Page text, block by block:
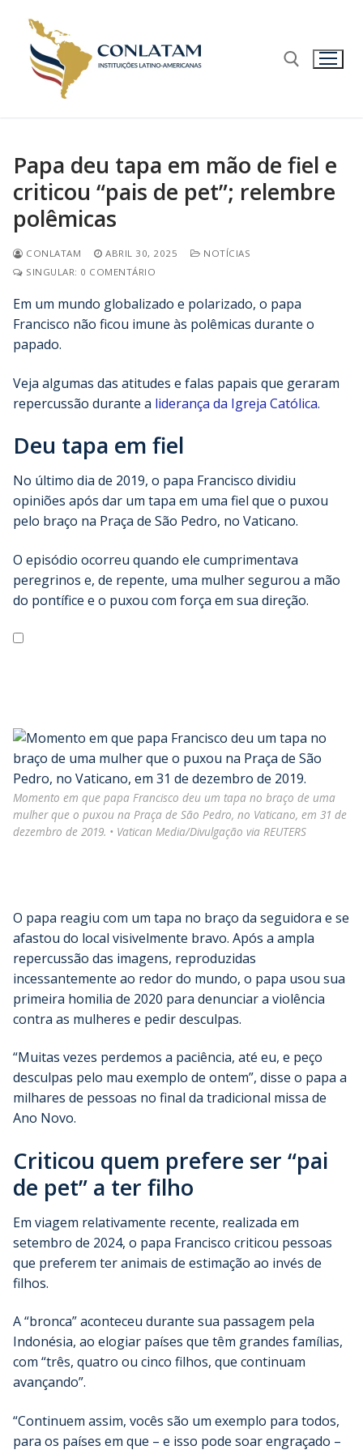
Papa deu tapa em mão de fiel e
criticou “pais de pet”; relembre
polêmicas
CONLATAM ABRIL 30, 2025
NOTÍCIAS
SINGULAR: 0 COMENTÁRIO
Em um mundo globalizado e polarizado, o papa
Francisco não ficou imune às polêmicas durante o
papado.
Veja algumas das atitudes e falas papais que geraram
repercussão durante a liderança da Igreja Católica.
Deu tapa em fiel
No último dia de 2019, o papa Francisco dividiu
opiniões após dar um tapa em uma fiel que o puxou
pelo braço na Praça de São Pedro, no Vaticano.
O episódio ocorreu quando ele cumprimentava
peregrinos e, de repente, uma mulher segurou a mão
do pontífice e o puxou com força em sua direção.
Momento em que papa Francisco deu um tapa no braço de uma
mulher que o puxou na Praça de São Pedro, no Vaticano, em 31 de
dezembro de 2019. • Vatican Media/Divulgação via REUTERS
O papa reagiu com um tapa no braço da seguidora e se
afastou do local visivelmente bravo. Após a ampla
repercussão das imagens, reproduzidas
incessantemente ao redor do mundo, o papa usou sua
primeira homilia de 2020 para denunciar a violência
contra as mulheres e pedir desculpas.
“Muitas vezes perdemos a paciência, até eu, e peço
desculpas pelo mau exemplo de ontem”, disse o papa a
milhares de pessoas no final da tradicional missa de
Ano Novo.
Criticou quem prefere ser “pai
de pet” a ter filho
Em viagem relativamente recente, realizada em
setembro de 2024, o papa Francisco criticou pessoas
que preferem ter animais de estimação ao invés de
filhos.
A “bronca” aconteceu durante sua passagem pela
Indonésia, ao elogiar países que têm grandes famílias,
com “três, quatro ou cinco filhos, que continuam
avançando”.
“Continuem assim, vocês são um exemplo para todos,
para os países em que – e isso pode soar engraçado –